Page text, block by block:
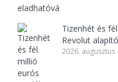
Tizenhét és
Revolut
2026. augusztus